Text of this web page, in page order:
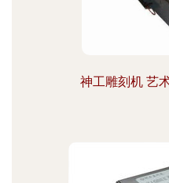
神工雕刻机 艺